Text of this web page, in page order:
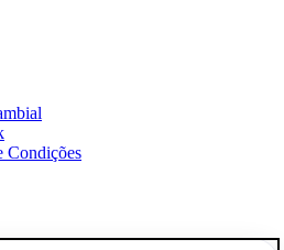
Condições